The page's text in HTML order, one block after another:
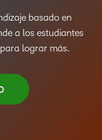
basado en
a los estudiantes
lograr más.